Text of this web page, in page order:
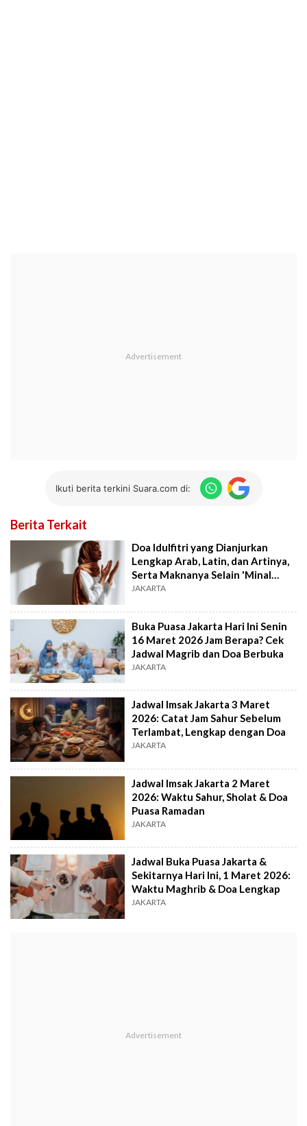
Ikuti berita terkini Suara.com di:
Berita Terkait
Doa Idulfitri yang Dianjurkan
Lengkap Arab, Latin, dan Artinya,
Serta Maknanya Selain 'Minal
Aidin'
JAKARTA
Buka Puasa Jakarta Hari Ini Senin
16 Maret 2026 Jam Berapa? Cek
Jadwal Magrib dan Doa Berbuka
JAKARTA
Jadwal Imsak Jakarta 3 Maret
2026: Catat Jam Sahur Sebelum
Terlambat, Lengkap dengan Doa
JAKARTA
Jadwal Imsak Jakarta 2 Maret
2026: Waktu Sahur, Sholat & Doa
Puasa Ramadan
JAKARTA
Jadwal Buka Puasa Jakarta &
Sekitarnya Hari Ini, 1 Maret 2026:
Waktu Maghrib & Doa Lengkap
JAKARTA